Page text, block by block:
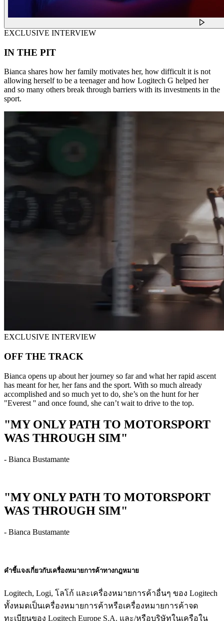
EXCLUSIVE INTERVIEW
IN THE PIT
Bianca shares how her family motivates her, how difficult it is not
allowing herself to be a teenager and how Logitech G helped her
and so many others break through barriers with its investments in the
sport.
EXCLUSIVE INTERVIEW
OFF THE TRACK
Bianca opens up about her journey so far and what her rapid ascent
has meant for her, her fans and the sport. With so much already
accomplished and so much yet to do, she’s on the hunt for her
"Everest '' and once found, she can’t wait to drive to the top.
"MY ONLY PATH TO MOTORSPORT
WAS THROUGH SIM"
- Bianca Bustamante
"MY ONLY PATH TO MOTORSPORT
WAS THROUGH SIM"
- Bianca Bustamante
คำชี้แจงเกี่ยวกับเครื่องหมายการค้าทางกฎหมาย
Logitech, Logi, โลโก้ และเครื่องหมายการค้าอื่นๆ ของ Logitech
ทั้งหมดเป็นเครื่องหมายการค้าหรือเครื่องหมายการค้าจด
ทะเบียนของ Logitech Europe S.A. และ/หรือบริษัทในเครือใน